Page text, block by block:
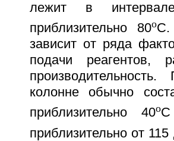
лежит в
приблизительно 80oC.
зависит от ряда
подачи реагентов,
колонне обычно
приблизительно 40o
приблизительно от